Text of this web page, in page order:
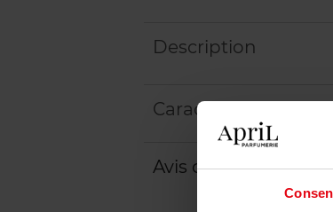
Description
Caractéristiques
Avis client